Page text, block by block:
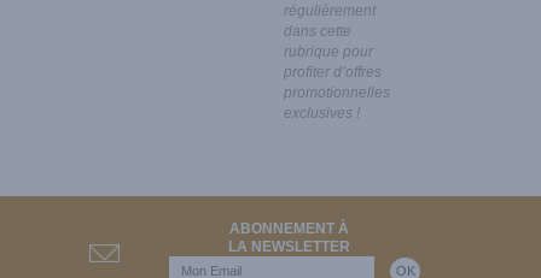
régulièrement
dans cette
rubrique pour
profiter d’offres
promotionnelles
exclusives !
ABONNEMENT À
LA NEWSLETTER